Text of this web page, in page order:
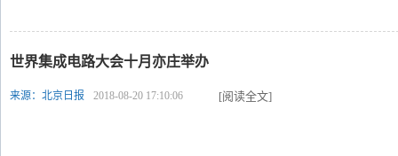
世界集成电路大会十月亦庄举办
来源：北京日报 2018-08-20 17:10:06 [阅读全文]